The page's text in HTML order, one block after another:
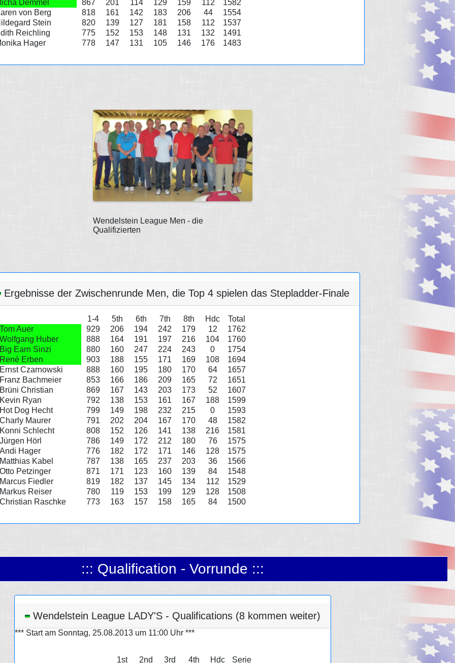
Demmel
867 201 114 129 159 112
1582
von Berg
818 161 142 183 206 44
1554
Stein
820 139 127 181 158 112
1537
Reichling
775 152 153 148 131 132
1491
Hager
778 147 131 105 146 176 1483
Wendelstein League Men - die
Qualifizierten
Ergebnisse der Zwischenrunde Men, die Top 4 spielen das Stepladder-Finale
1-4 5th 6th 7th 8th Hdc
Total
Tom Auer
929 206 194 242 179 12
1762
Wolfgang Huber
888 164 191 197 216 104
1760
Big Earn Sinzi
880 160 247 224 243 0
1754
René Erben
903 188 155 171 169 108
1694
Ernst Czarnowski
888 160 195 180 170 64
1657
Franz Bachmeier
853 166 186 209 165 72
1651
Brüni Christian
869 167 143 203 173 52
1607
Kevin Ryan
792 138 153 161 167 188
1599
Hot Dog Hecht
799 149 198 232 215 0
1593
Charly Maurer
791 202 204 167 170 48
1582
Konni Schlecht
808 152 126 141 138 216
1581
Jürgen Hörl
786 149 172 212 180 76
1575
Andi Hager
776 182 172 171 146 128
1575
Matthias Kabel
787 138 165 237 203 36
1566
Otto Petzinger
871 171 123 160 139 84
1548
Marcus Fiedler
819 182 137 145 134 112
1529
Markus Reiser
780 119 153 199 129 128
1508
Christian Raschke
773 163 157 158 165 84 1500
::: Qualification - Vorrunde :::
Wendelstein League LADY'S - Qualifications (8 kommen weiter)
*** Start am Sonntag, 25.08.2013 um 11:00 Uhr ***
1st 2nd 3rd 4th Hdc Serie